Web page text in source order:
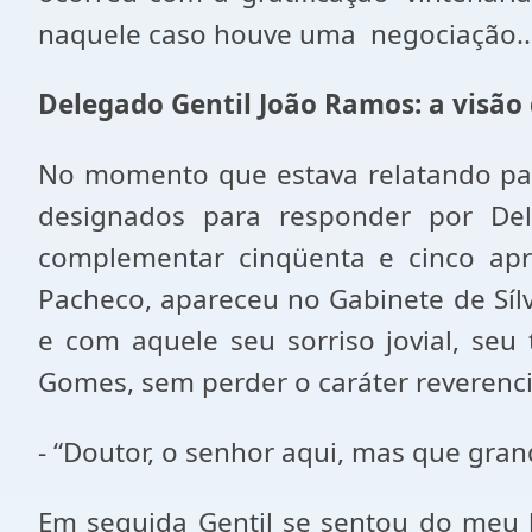
naquele caso houve uma
Delegado Gentil João Ramos: a
No momento que estava relatando
designados para responder por
complementar cinqüenta e cinco
Pacheco, apareceu no Gabinete de
e com aquele seu sorriso jovial,
Gomes, sem perder o caráter
- “Doutor, o senhor aqui, mas que
Em seguida Gentil se sentou do